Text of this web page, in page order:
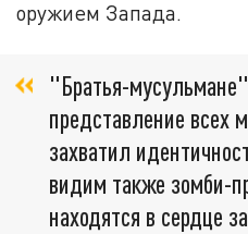
оружием Запада.
"Братья-
представление всех
захватил
видим также зомби-
находятся в сердце